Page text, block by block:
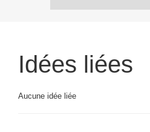
Idées liées
Aucune idée liée